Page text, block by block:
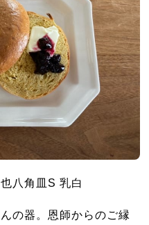
八角皿S 乳白
の器。恩師からのご縁